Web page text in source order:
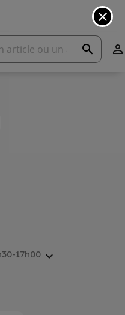
search 
close
17h00 expand_more